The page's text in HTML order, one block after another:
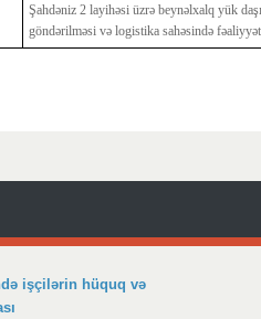
Şahdəniz 2 layihəsi üzrə beynəlxalq yük
göndərilməsi və logistika sahəsində fəaliyyət
işçilərin hüquq və